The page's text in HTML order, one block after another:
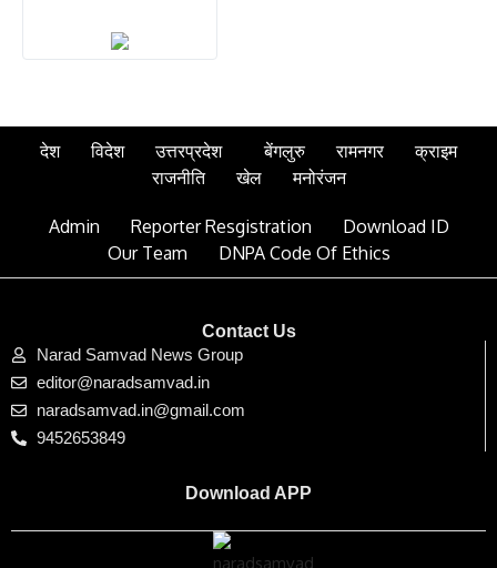
देश विदेश उत्तरप्रदेश बेंगलुरु रामनगर
क्राइम
राजनीति
खेल मनोरंजन
Admin Reporter Resgistration
Download ID
Our Team
DNPA Code Of Ethics
Contact Us
Narad Samvad News Group
editor@naradsamvad.in
naradsamvad.in@gmail.com
9452653849
Download APP